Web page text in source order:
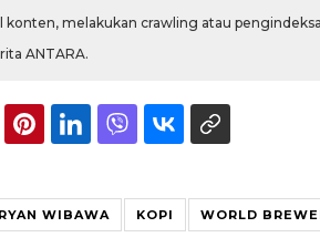
konten, melakukan crawling atau
ANTARA.
RYAN WIBAWA KOPI WORLD